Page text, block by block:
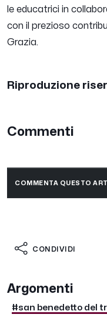
le educatrici in
con il prezioso
Grazia.
Riproduzione
Commenti
COMMENTA QUESTO
CONDIVIDI
Argomenti
#san benedetto del